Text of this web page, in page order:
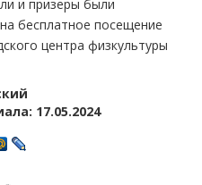
и призеры были
бесплатное посещение
центра физкультуры
17.05.2024